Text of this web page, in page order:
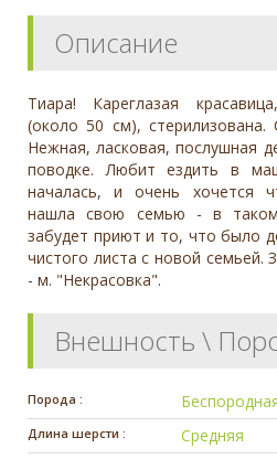
Описание
Тиара! Кареглазая
(около 50 см),
Нежная, ласковая, послушная
поводке. Любит ездить в
началась, и очень хочется
нашла свою семью - в
забудет приют и то, что было
чистого листа с новой семьей.
- м. "Некрасовка".
Внешность \
Порода :
Длина шерсти : Средняя